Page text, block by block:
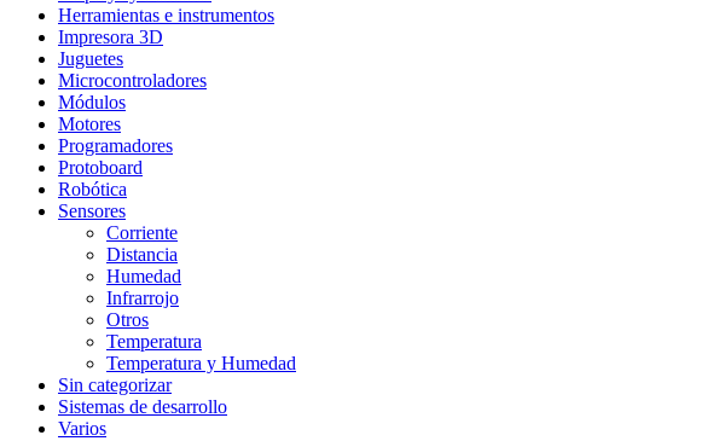
Herramientas e instrumentos
Impresora 3D
Juguetes
Microcontroladores
Módulos
Motores
Programadores
Protoboard
Robótica
Sensores
Corriente
Distancia
Humedad
Infrarrojo
Otros
Temperatura
Temperatura y Humedad
Sin categorizar
Sistemas de desarrollo
Varios